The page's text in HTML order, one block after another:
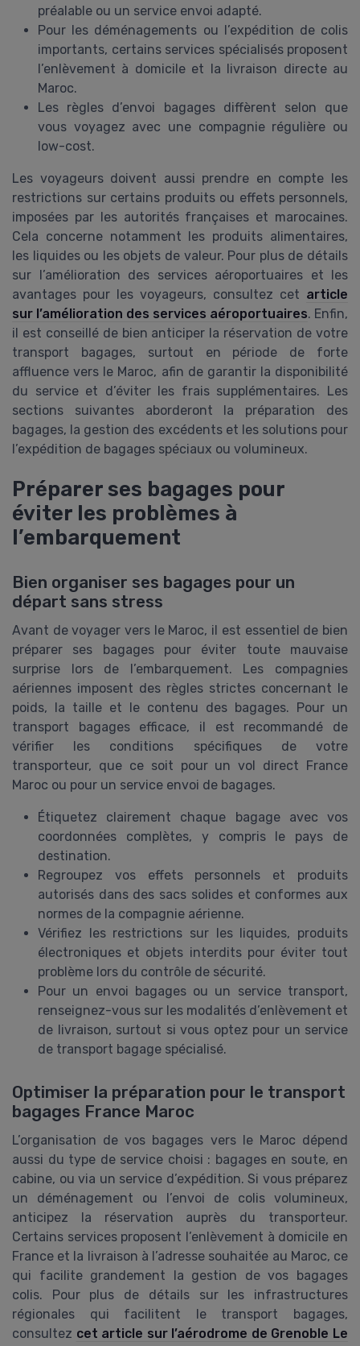
préalable ou un service envoi adapté.
Pour les déménagements ou l’expédition de colis
importants, certains services spécialisés proposent
l’enlèvement à domicile et la livraison directe au
Maroc.
Les règles d’envoi bagages diffèrent selon que
vous voyagez avec une compagnie régulière ou
low-cost.
Les voyageurs doivent aussi prendre en compte les
restrictions sur certains produits ou effets personnels,
imposées par les autorités françaises et marocaines.
Cela concerne notamment les produits alimentaires,
les liquides ou les objets de valeur. Pour plus de détails
sur l’amélioration des services aéroportuaires et les
avantages pour les voyageurs, consultez cet article
sur l’amélioration des services aéroportuaires. Enfin,
il est conseillé de bien anticiper la réservation de votre
transport bagages, surtout en période de forte
affluence vers le Maroc, afin de garantir la disponibilité
du service et d’éviter les frais supplémentaires. Les
sections suivantes aborderont la préparation des
bagages, la gestion des excédents et les solutions pour
l’expédition de bagages spéciaux ou volumineux.
Préparer ses bagages pour
éviter les problèmes à
l’embarquement
Bien organiser ses bagages pour un
départ sans stress
Avant de voyager vers le Maroc, il est essentiel de bien
préparer ses bagages pour éviter toute mauvaise
surprise lors de l’embarquement. Les compagnies
aériennes imposent des règles strictes concernant le
poids, la taille et le contenu des bagages. Pour un
transport bagages efficace, il est recommandé de
vérifier les conditions spécifiques de votre
transporteur, que ce soit pour un vol direct France
Maroc ou pour un service envoi de bagages.
Étiquetez clairement chaque bagage avec vos
coordonnées complètes, y compris le pays de
destination.
Regroupez vos effets personnels et produits
autorisés dans des sacs solides et conformes aux
normes de la compagnie aérienne.
Vérifiez les restrictions sur les liquides, produits
électroniques et objets interdits pour éviter tout
problème lors du contrôle de sécurité.
Pour un envoi bagages ou un service transport,
renseignez-vous sur les modalités d’enlèvement et
de livraison, surtout si vous optez pour un service
de transport bagage spécialisé.
Optimiser la préparation pour le transport
bagages France Maroc
L’organisation de vos bagages vers le Maroc dépend
aussi du type de service choisi : bagages en soute, en
cabine, ou via un service d’expédition. Si vous préparez
un déménagement ou l’envoi de colis volumineux,
anticipez la réservation auprès du transporteur.
Certains services proposent l’enlèvement à domicile en
France et la livraison à l’adresse souhaitée au Maroc, ce
qui facilite grandement la gestion de vos bagages
colis. Pour plus de détails sur les infrastructures
régionales qui facilitent le transport bagages,
consultez cet article sur l’aérodrome de Grenoble Le